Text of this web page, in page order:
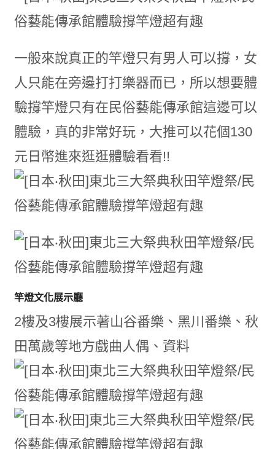
一般來說真正的竿燈只有男人可以撐，女
人只能在旁邊打打樂器而已，所以想要體
驗撐竿燈只有在民俗藝能傳承館這邊可以
體驗，真的非常好玩，大推可以花個130
元日幣進來逛逛體驗看看!!
竿燈文化展示廳
2樓及3樓展示著山谷番樂、黑川番樂、秋
田萬歲等地方戲曲人偶、資料